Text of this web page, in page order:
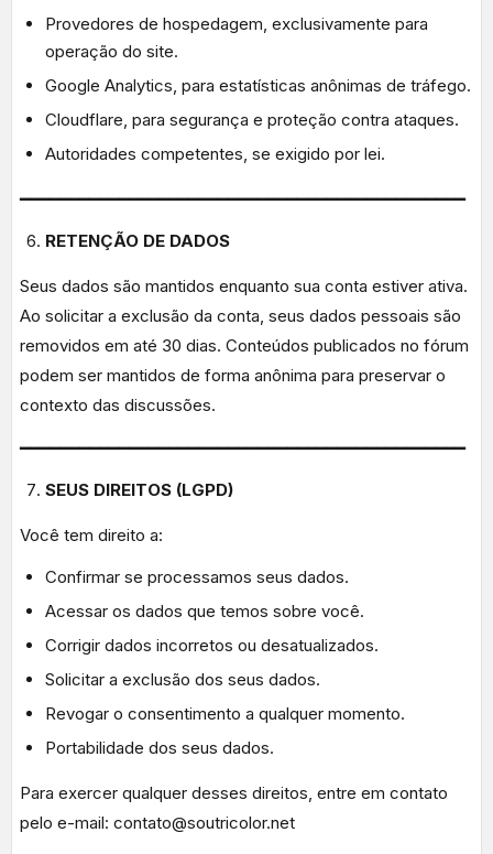
Provedores de hospedagem, exclusivamente para
operação do site.
Google Analytics, para estatísticas anônimas de tráfego.
Cloudflare, para segurança e proteção contra ataques.
Autoridades competentes, se exigido por lei.
━━━━━━━━━━━━━━━━━━━━━━━━━━━━━━━━━━━━━━━━━━━━━
RETENÇÃO DE DADOS
Seus dados são mantidos enquanto sua conta estiver ativa.
Ao solicitar a exclusão da conta, seus dados pessoais são
removidos em até 30 dias. Conteúdos publicados no fórum
podem ser mantidos de forma anônima para preservar o
contexto das discussões.
━━━━━━━━━━━━━━━━━━━━━━━━━━━━━━━━━━━━━━━━━━━━━
SEUS DIREITOS (LGPD)
Você tem direito a:
Confirmar se processamos seus dados.
Acessar os dados que temos sobre você.
Corrigir dados incorretos ou desatualizados.
Solicitar a exclusão dos seus dados.
Revogar o consentimento a qualquer momento.
Portabilidade dos seus dados.
Para exercer qualquer desses direitos, entre em contato
pelo e-mail: contato@soutricolor.net